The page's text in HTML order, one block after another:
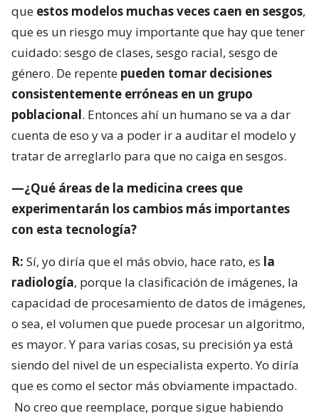
que estos modelos muchas veces caen en sesgos,
que es un riesgo muy importante que hay que tener
cuidado: sesgo de clases, sesgo racial, sesgo de
género. De repente pueden tomar decisiones
consistentemente erróneas en un grupo
poblacional. Entonces ahí un humano se va a dar
cuenta de eso y va a poder ir a auditar el modelo y
tratar de arreglarlo para que no caiga en sesgos.
—¿Qué áreas de la medicina crees que
experimentarán los cambios más importantes
con esta tecnología?
R: Sí, yo diría que el más obvio, hace rato, es la
radiología, porque la clasificación de imágenes, la
capacidad de procesamiento de datos de imágenes,
o sea, el volumen que puede procesar un algoritmo,
es mayor. Y para varias cosas, su precisión ya está
siendo del nivel de un especialista experto. Yo diría
que es como el sector más obviamente impactado.
No creo que reemplace, porque sigue habiendo